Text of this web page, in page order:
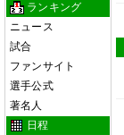
ランキング
ニュース
試合
ファンサイト
選手公式
著名人
日程